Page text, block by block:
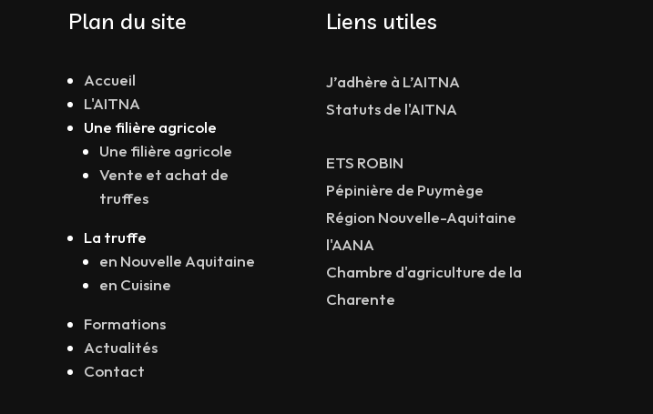
Plan du site
Accueil
L'AITNA
Une filière agricole
Une filière agricole
Vente et achat de
truffes
La truffe
en Nouvelle Aquitaine
en Cuisine
Formations
Actualités
Contact
Liens utiles
J’adhère à L’AITNA
Statuts de l'AITNA
ETS ROBIN
Pépinière de Puymège
Région Nouvelle-Aquitaine
l'AANA
Chambre d'agriculture de la
Charente